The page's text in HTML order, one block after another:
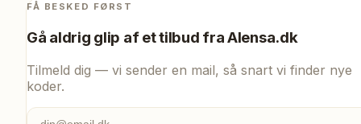
FÅ BESKED FØRST
Gå aldrig glip af et tilbud fraAlensa.dk
Tilmeld dig — vi sender en mail, så snart vi finder nye
koder.